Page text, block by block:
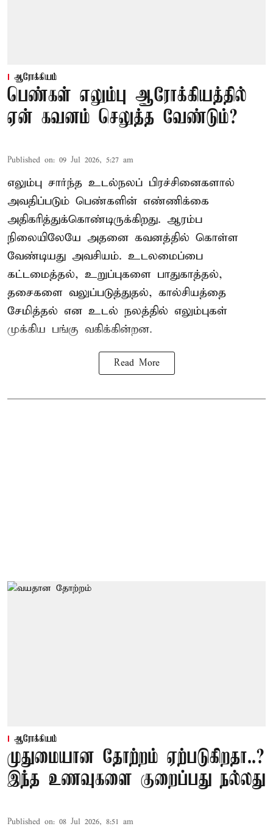
ஆரோக்கியம்
பெண்கள் எலும்பு ஆரோக்கியத்தில்
ஏன் கவனம் செலுத்த வேண்டும்?
Published on: 09 Jul 2026, 5:27 am
எலும்பு சார்ந்த உடல்நலப் பிரச்சினைகளால்
அவதிப்படும் பெண்களின் எண்ணிக்கை
அதிகரித்துக்கொண்டிருக்கிறது. ஆரம்ப
நிலையிலேயே அதனை கவனத்தில் கொள்ள
வேண்டியது அவசியம். உடலமைப்பை
கட்டமைத்தல், உறுப்புகளை பாதுகாத்தல்,
தசைகளை வலுப்படுத்துதல், கால்சியத்தை
சேமித்தல் என உடல் நலத்தில் எலும்புகள்
முக்கிய பங்கு வகிக்கின்றன.
Read More
ஆரோக்கியம்
முதுமையான தோற்றம் ஏற்படுகிறதா..?
இந்த உணவுகளை குறைப்பது நல்லது
Published on: 08 Jul 2026, 8:51 am